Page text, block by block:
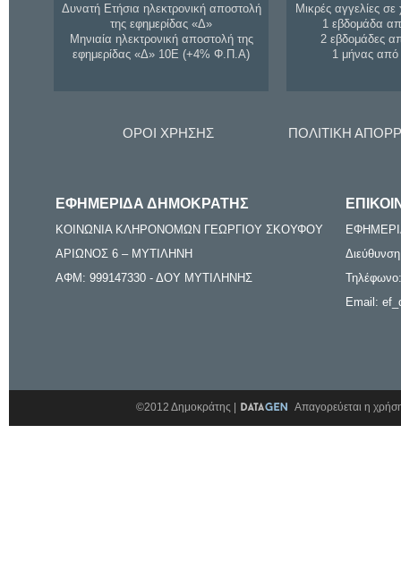
Δυνατή Ετήσια ηλεκτρονική αποστολή
της εφημερίδας «Δ»
Μηνιαία ηλεκτρονική αποστολή της
εφημερίδας «Δ» 10Ε (+4% Φ.Π.Α)
Μικρές αγγελίες σε
1 εβδομάδα
2 εβδομάδες
1 μήνας
ΟΡΟΙ ΧΡΗΣΗΣ ΠΟΛΙΤΙΚΗ
ΕΦΗΜΕΡΙΔΑ ΔΗΜΟΚΡΑΤΗΣ
ΚΟΙΝΩΝΙΑ ΚΛΗΡΟΝΟΜΩΝ ΓΕΩΡΓΙΟΥ ΣΚΟΥΦΟΥ
ΑΡΙΩΝΟΣ 6 – ΜΥΤΙΛΗΝΗ
ΑΦΜ: 999147330 - ΔΟΥ ΜΥΤΙΛΗΝΗΣ
Email:
©2012 Δημοκράτης | Απαγορεύεται η